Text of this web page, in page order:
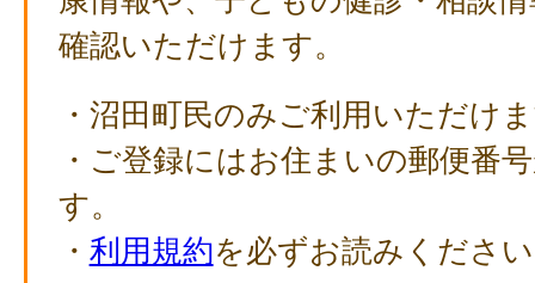
確認いただけます。
・沼田町民のみご利用いただけ
・ご登録にはお住まいの郵便番
す。
・ 利用規約を必ずお読みくださ